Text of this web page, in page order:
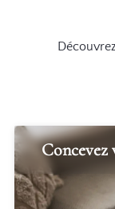
Concevez